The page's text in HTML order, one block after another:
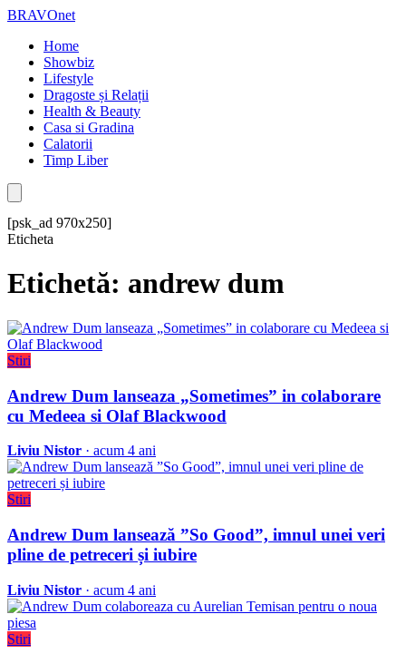
BRAVOnet
Home
Showbiz
Lifestyle
Dragoste și Relații
Health & Beauty
Casa si Gradina
Calatorii
Timp Liber
[psk_ad 970x250]
Eticheta
Etichetă: andrew dum
Stiri
Andrew Dum lanseaza „Sometimes” in colaborare
cu Medeea si Olaf Blackwood
Liviu Nistor · acum 4 ani
Stiri
Andrew Dum lansează ”So Good”, imnul unei veri
pline de petreceri și iubire
Liviu Nistor · acum 4 ani
Stiri